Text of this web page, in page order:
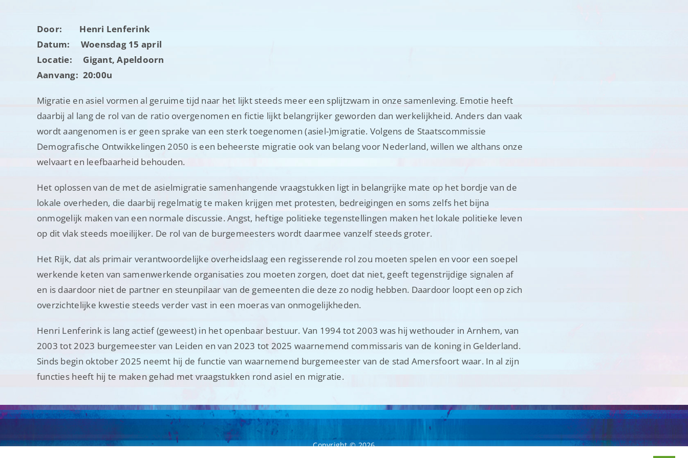
Door: Henri Lenferink
Datum: Woensdag 15 april
Locatie: Gigant, Apeldoorn
Aanvang: 20:00u
Migratie en asiel vormen al geruime tijd naar het lijkt steeds meer een splijtzwam in onze samenleving. Emotie heeft
daarbij al lang de rol van de ratio overgenomen en fictie lijkt belangrijker geworden dan werkelijkheid. Anders dan vaak
wordt aangenomen is er geen sprake van een sterk toegenomen (asiel-)migratie. Volgens de Staatscommissie
Demografische Ontwikkelingen 2050 is een beheerste migratie ook van belang voor Nederland, willen we althans onze
welvaart en leefbaarheid behouden.
Het oplossen van de met de asielmigratie samenhangende vraagstukken ligt in belangrijke mate op het bordje van de
lokale overheden, die daarbij regelmatig te maken krijgen met protesten, bedreigingen en soms zelfs het bijna
onmogelijk maken van een normale discussie. Angst, heftige politieke tegenstellingen maken het lokale politieke leven
op dit vlak steeds moeilijker. De rol van de burgemeesters wordt daarmee vanzelf steeds groter.
Het Rijk, dat als primair verantwoordelijke overheidslaag een regisserende rol zou moeten spelen en voor een soepel
werkende keten van samenwerkende organisaties zou moeten zorgen, doet dat niet, geeft tegenstrijdige signalen af
en is daardoor niet de partner en steunpilaar van de gemeenten die deze zo nodig hebben. Daardoor loopt een op zich
overzichtelijke kwestie steeds verder vast in een moeras van onmogelijkheden.
Henri Lenferink is lang actief (geweest) in het openbaar bestuur. Van 1994 tot 2003 was hij wethouder in Arnhem, van
2003 tot 2023 burgemeester van Leiden en van 2023 tot 2025 waarnemend commissaris van de koning in Gelderland.
Sinds begin oktober 2025 neemt hij de functie van waarnemend burgemeester van de stad Amersfoort waar. In al zijn
functies heeft hij te maken gehad met vraagstukken rond asiel en migratie.
Copyright ©2026